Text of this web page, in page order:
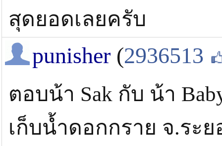
สุดยอดเลยครับ
punisher (2936513
ตอบน้า Sak กับ น้า
เก็บน้ำดอกกราย จ.ระ